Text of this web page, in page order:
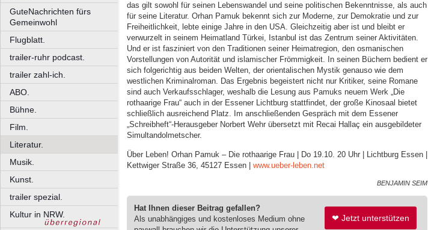
GuteNachrichten fürs
Gemeinwohl
Flugblatt.
trailer-ruhr podcast.
trailer zahl-ich.
ABO.
Bühne.
Film.
Literatur.
Musik.
Kunst.
trailer spezial.
Kultur in NRW.
das gilt sowohl für seinen Lebenswandel und seine politischen Bekenntnisse, als auch
für seine Literatur. Orhan Pamuk bekennt sich zur Moderne, zur Demokratie und zur
Freiheitlichkeit, lebte einige Jahre in den USA. Gleichzeitig aber ist und bleibt er
verwurzelt in seinem Heimatland Türkei, Istanbul ist das Zentrum seiner Aktivitäten.
Und er ist fasziniert von den Traditionen seiner Heimatregion, den osmanischen
Vorstellungen von Autorität und islamischer Frömmigkeit. In seinen Büchern bedient er
sich folgerichtig aus beiden Welten, der orientalischen Mystik genauso wie dem
westlichen Kriminalroman. Das Ergebnis begeistert nicht nur Kritiker, seine Romane
sind auch Verkaufsschlager, weshalb die Lesung aus Pamuks neuem Werk „Die
rothaarige Frau“ auch in der Essener Lichtburg stattfindet, der große Kinosaal bietet
schließlich ausreichend Platz. Im anschließenden Gespräch mit dem Essener
„Schreibheft“-Herausgeber Norbert Wehr übersetzt mit Recai Hallaç ein ausgebildeter
Simultandolmetscher.
Über Leben! Orhan Pamuk – Die rothaarige Frau | Do 19.10. 20 Uhr | Lichtburg Essen |
Kettwiger Straße 36, 45127 Essen | www.ueber-leben.net
BENJAMIN SEIM
❤ Jetzt unterstützen
Hat Ihnen dieser Beitrag gefallen?
Als unabhängiges und kostenloses Medium ohne